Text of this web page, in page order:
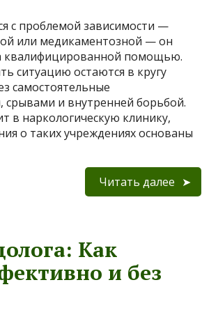
с проблемой зависимости —
или медикаментозной — он
квалифицированной помощью.
ситуацию остаются в кругу
самостоятельные
срывами и внутренней борьбой.
в наркологическую клинику,
о таких учреждениях основаны
Читать далее
Как
и без